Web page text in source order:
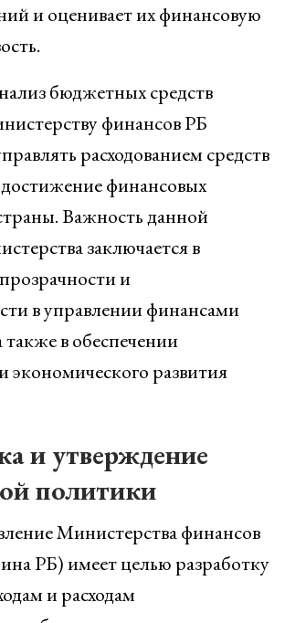
и оценивает их финансовую
бюджетных средств
финансов РБ
расходованием средств
финансовых
Важность данной
заключается в
и
в управлении финансами
также в обеспечении
экономического развития
и утверждение
политики
Министерства финансов
РБ) имеет целью разработку
и расходам